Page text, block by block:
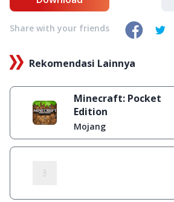
Share with your friends
Rekomendasi Lainnya
Minecraft: Pocket
Edition
Mojang